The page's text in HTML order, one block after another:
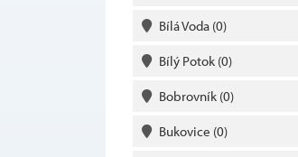
Bílá Voda (0)
Bílý Potok (0)
Bobrovník (0)
Bukovice (0)